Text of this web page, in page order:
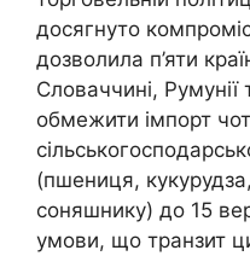
досягнуто
дозволила п’яти
Словаччині, Румунії
обмежити імпорт
(пшениця,
соняшнику) до 15
умови, що транзит